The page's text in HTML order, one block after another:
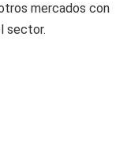
mercados con
sector.